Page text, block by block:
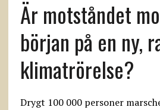
Är motståndet
början på en ny,
klimatrörelse?
Drygt 100 000 personer